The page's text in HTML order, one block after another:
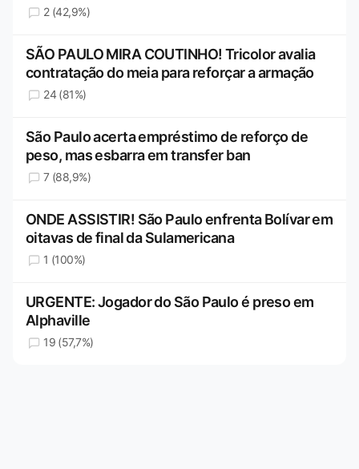
2 (42,9%)
SÃO PAULO MIRA COUTINHO! Tricolor avalia
contratação do meia para reforçar a armação
24 (81%)
São Paulo acerta empréstimo de reforço de
peso, mas esbarra em transfer ban
7 (88,9%)
ONDE ASSISTIR! São Paulo enfrenta Bolívar em
oitavas de final da Sulamericana
1 (100%)
URGENTE: Jogador do São Paulo é preso em
Alphaville
19 (57,7%)